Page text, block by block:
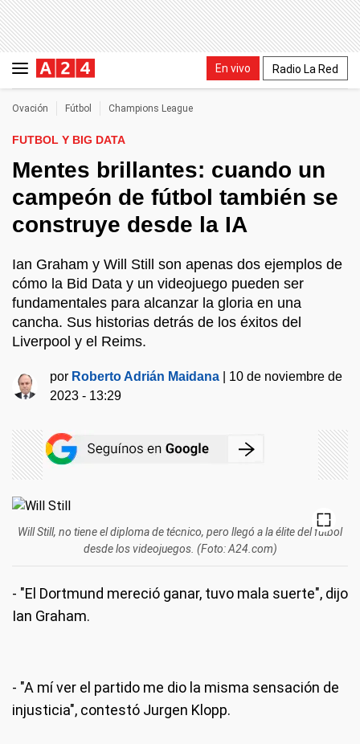
En vivo Radio La Red
Ovación Fútbol Champions League
FUTBOL Y BIG DATA
Mentes brillantes: cuando un
campeón de fútbol también se
construye desde la IA
Ian Graham y Will Still son apenas dos ejemplos de
cómo la Bid Data y un videojuego pueden ser
fundamentales para alcanzar la gloria en una
cancha. Sus historias detrás de los éxitos del
Liverpool y el Reims.
por Roberto Adrián Maidana
10 de noviembre de
2023 - 13:29
Will Still, no tiene el diploma de técnico, pero llegó a la élite del fútbol
desde los videojuegos. (Foto: A24.com)
- "El Dortmund mereció ganar, tuvo mala suerte", dijo
Ian Graham.
- "A mí ver el partido me dio la misma sensación de
injusticia", contestó Jurgen Klopp.